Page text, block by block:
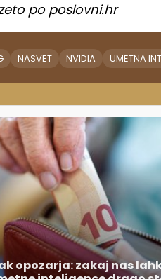
po poslovni.hr
NASVET NVIDIA UMETNA
opozarja: zakaj nas